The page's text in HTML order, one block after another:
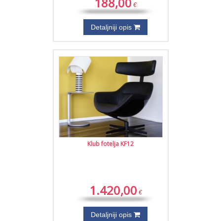
€
Detaljniji opis
Klub fotelja KF12
1.420,00 €
Detaljniji opis